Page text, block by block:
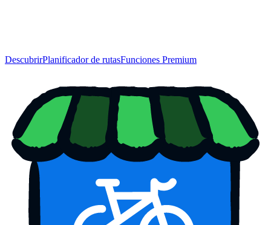
DescubrirPlanificador de rutasFunciones Premium